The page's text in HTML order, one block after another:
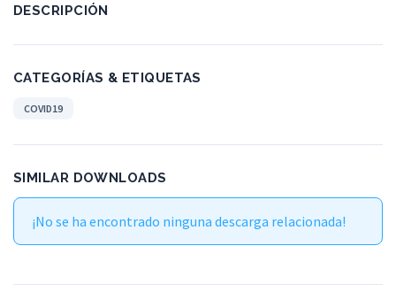
DESCRIPCIÓN
CATEGORÍAS & ETIQUETAS
COVID19
SIMILAR DOWNLOADS
¡No se ha encontrado ninguna descarga relacionada!